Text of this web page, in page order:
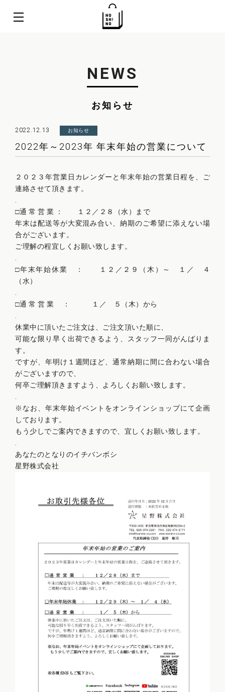
NEWS
お知らせ
2022.12.13 お知らせ
2022年～2023年 年末年始の営業について
２０２３年営業日カレンダーと年末年始の営業日程を、ご
連絡させて頂きます。
□通 常 営 業 ： １２／２８（水）まで
年末は配送等が大変混み合い、納期のご希望に添えない場
合がございます。
ご理解の程宜しくお願い致します。
□年末年始休業 ： １２／２９（木）～ １／ ４
（水）
□通 常 営 業 ： １／ ５（木）から
休業中に頂いたご注文は、ご注文頂いた順に、
可能な限り早く出荷できるよう、スタッフ一同がんばりま
す。
ですが、年明け１週間ほど、通常納期に間に合わない場合
がございますので、
何卒ご理解頂きますよう、よろしくお願い致します。
※なお、年末年始イベントをオンラインショップにて企画
しております。
もう少しでご案内できますので、宜しくお願い致します。
あなたのとなりのイチバンボシ
星野株式会社